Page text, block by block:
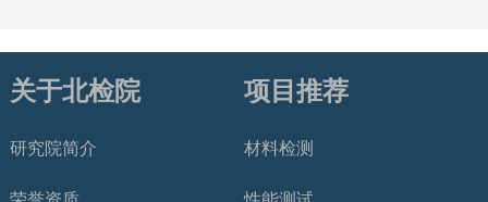
关于北检院
研究院简介
项目推荐
材料检测